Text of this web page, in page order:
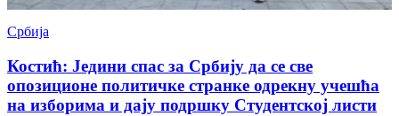
Србија
Костић: Једини спас за Србију да се све
опозиционе политичке странке одрекну учешћа
на изборима и дају подршку Студентској листи